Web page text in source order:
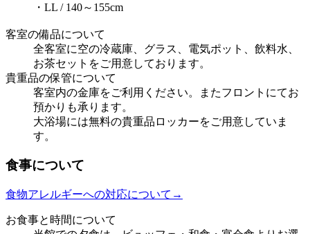
・LL / 140～155cm
客室の備品について
全客室に空の冷蔵庫、グラス、電気ポット、飲料水、
お茶セットをご用意しております。
貴重品の保管について
客室内の金庫をご利用ください。またフロントにてお
預かりも承ります。
大浴場には無料の貴重品ロッカーをご用意していま
す。
食事について
食物アレルギーへの対応について→
お食事と時間について